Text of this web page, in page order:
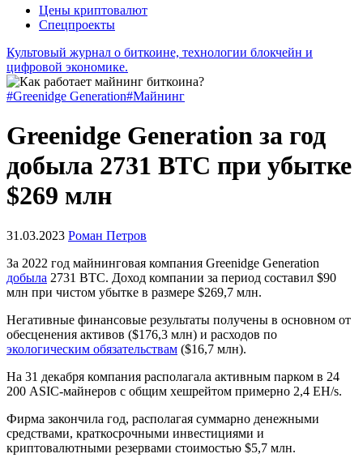
Цены криптовалют
Спецпроекты
Культовый журнал о биткоине, технологии блокчейн и
цифровой экономике.
#Greenidge Generation#Майнинг
Greenidge Generation за год
добыла 2731 BTC при убытке
$269 млн
31.03.2023 Роман Петров
За 2022 год майнинговая компания Greenidge Generation
добыла 2731 BTC. Доход компании за период составил $90
млн при чистом убытке в размере $269,7 млн.
Негативные финансовые результаты получены в основном от
обесценения активов ($176,3 млн) и расходов по
экологическим обязательствам ($16,7 млн).
На 31 декабря компания располагала активным парком в 24
200 ASIC-майнеров с общим хешрейтом примерно 2,4 EH/s.
Фирма закончила год, располагая суммарно денежными
средствами, краткосрочными инвестициями и
криптовалютными резервами стоимостью $5,7 млн.